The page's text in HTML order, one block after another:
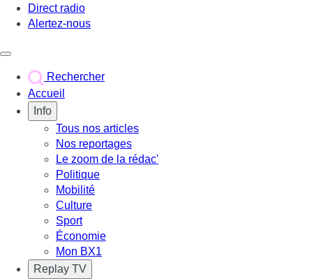
Direct radio
Alertez-nous
Rechercher
Accueil
Info
Tous nos articles
Nos reportages
Le zoom de la rédac'
Politique
Mobilité
Culture
Sport
Économie
Mon BX1
Replay TV